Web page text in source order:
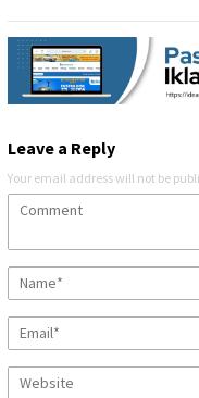
Leave a Reply
Your email address will not be